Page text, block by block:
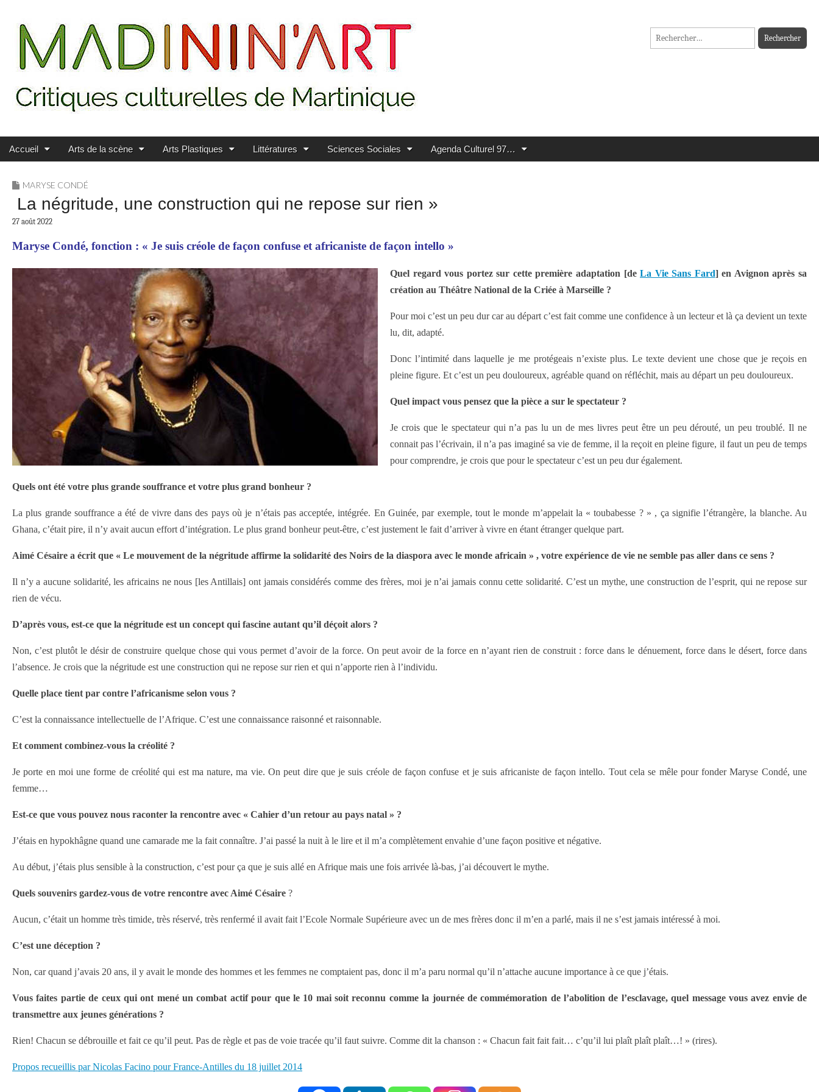
MADININ'ART
Rechercher :
Main menu
Skip to content
Accueil Arts de la scène Arts Plastiques Littératures Sciences Sociales Agenda Culturel 97…
MARYSE CONDÉ
La négritude, une construction qui ne repose sur rien »
27 août 2022
Maryse Condé, fonction : « Je suis créole de façon confuse et africaniste de façon intello »
Quel regard vous portez sur cette première adaptation [deLa Vie Sans Fard] en Avignon après sa
création au Théâtre National de la Criée à Marseille ?
Pour moi c’est un peu dur car au départ c’est fait comme une confidence à un lecteur et là ça devient un texte
lu, dit, adapté.
Donc l’intimité dans laquelle je me protégeais n’existe plus. Le texte devient une chose que je reçois en
pleine figure. Et c’est un peu douloureux, agréable quand on réfléchit, mais au départ un peu douloureux.
Quel impact vous pensez que la pièce a sur le spectateur ?
Je crois que le spectateur qui n’a pas lu un de mes livres peut être un peu dérouté, un peu troublé. Il ne
connait pas l’écrivain, il n’a pas imaginé sa vie de femme, il la reçoit en pleine figure, il faut un peu de temps
pour comprendre, je crois que pour le spectateur c’est un peu dur également.
Quels ont été votre plus grande souffrance et votre plus grand bonheur ?
La plus grande souffrance a été de vivre dans des pays où je n’étais pas acceptée, intégrée. En Guinée, par exemple, tout le monde m’appelait la « toubabesse ? » , ça signifie l’étrangère, la blanche. Au
Ghana, c’était pire, il n’y avait aucun effort d’intégration. Le plus grand bonheur peut-être, c’est justement le fait d’arriver à vivre en étant étranger quelque part.
Aimé Césaire a écrit que « Le mouvement de la négritude affirme la solidarité des Noirs de la diaspora avec le monde africain » , votre expérience de vie ne semble pas aller dans ce sens ?
Il n’y a aucune solidarité, les africains ne nous [les Antillais] ont jamais considérés comme des frères, moi je n’ai jamais connu cette solidarité. C’est un mythe, une construction de l’esprit, qui ne repose sur
rien de vécu.
D’après vous, est-ce que la négritude est un concept qui fascine autant qu’il déçoit alors ?
Non, c’est plutôt le désir de construire quelque chose qui vous permet d’avoir de la force. On peut avoir de la force en n’ayant rien de construit : force dans le dénuement, force dans le désert, force dans
l’absence. Je crois que la négritude est une construction qui ne repose sur rien et qui n’apporte rien à l’individu.
Quelle place tient par contre l’africanisme selon vous ?
C’est la connaissance intellectuelle de l’Afrique. C’est une connaissance raisonné et raisonnable.
Et comment combinez-vous la créolité ?
Je porte en moi une forme de créolité qui est ma nature, ma vie. On peut dire que je suis créole de façon confuse et je suis africaniste de façon intello. Tout cela se mêle pour fonder Maryse Condé, une
femme…
Est-ce que vous pouvez nous raconter la rencontre avec « Cahier d’un retour au pays natal » ?
J’étais en hypokhâgne quand une camarade me la fait connaître. J’ai passé la nuit à le lire et il m’a complètement envahie d’une façon positive et négative.
Au début, j’étais plus sensible à la construction, c’est pour ça que je suis allé en Afrique mais une fois arrivée là-bas, j’ai découvert le mythe.
Quels souvenirs gardez-vous de votre rencontre avec Aimé Césaire ?
Aucun, c’était un homme très timide, très réservé, très renfermé il avait fait l’Ecole Normale Supérieure avec un de mes frères donc il m’en a parlé, mais il ne s’est jamais intéressé à moi.
C’est une déception ?
Non, car quand j’avais 20 ans, il y avait le monde des hommes et les femmes ne comptaient pas, donc il m’a paru normal qu’il n’attache aucune importance à ce que j’étais.
Vous faites partie de ceux qui ont mené un combat actif pour que le 10 mai soit reconnu comme la journée de commémoration de l’abolition de l’esclavage, quel message vous avez envie de
transmettre aux jeunes générations ?
Rien! Chacun se débrouille et fait ce qu’il peut. Pas de règle et pas de voie tracée qu’il faut suivre. Comme dit la chanson : « Chacun fait fait fait… c’qu’il lui plaît plaît plaît…! » (rires).
Propos recueillis par Nicolas Facino pour France-Antilles du 18 juillet 2014